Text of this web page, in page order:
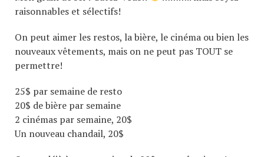
raisonnables et sélectifs!
On peut aimer les restos, la bière, le cinéma ou bien les
nouveaux vêtements, mais on ne peut pas TOUT se
permettre!
25$ par semaine de resto
20$ de bière par semaine
2 cinémas par semaine, 20$
Un nouveau chandail, 20$